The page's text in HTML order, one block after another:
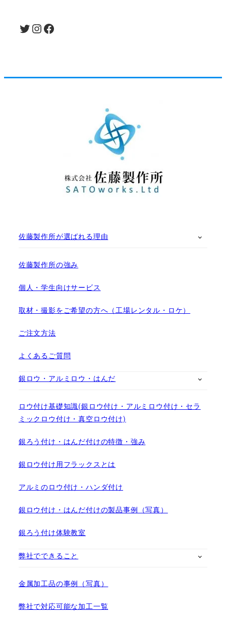
Twitter InstagramFacebook
佐藤製作所が選ばれる理由
佐藤製作所の強み
個人・学生向けサービス
取材・撮影をご希望の方へ（工場レンタル・ロケ）
ご注文方法
よくあるご質問
銀ロウ・アルミロウ・はんだ
ロウ付け基礎知識(銀ロウ付け・アルミロウ付け・セラ
ミックロウ付け・真空ロウ付け)
銀ろう付け・はんだ付けの特徴・強み
銀ロウ付け用フラックスとは
アルミのロウ付け・ハンダ付け
銀ロウ付け・はんだ付けの製品事例（写真）
銀ろう付け体験教室
弊社でできること
金属加工品の事例（写真）
弊社で対応可能な加工一覧